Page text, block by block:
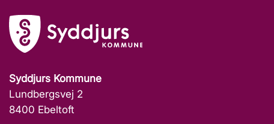
Syddjurs Kommune
Lundbergsvej 2
8400 Ebeltoft